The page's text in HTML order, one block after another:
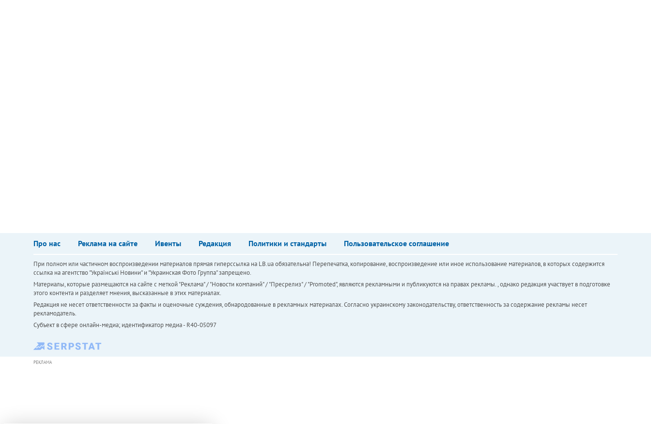
Про нас Реклама на сайте Ивенты Редакция Политики и стандарты Пользовательское соглашение
При полном или частичном воспроизведении материалов прямая гиперссылка на LB.ua обязательна! Перепечатка, копирование, воспроизведение или иное использование материалов, в которых содержится
ссылка на агентство "Українськi Новини" и "Украинская Фото Группа" запрещено.
Материалы, которые размещаются на сайте с меткой "Реклама" / "Новости компаний" / "Пресрелиз" / "Promoted", являются рекламными и публикуются на правах рекламы. , однако редакция участвует в подготовке
этого контента и разделяет мнения, высказанные в этих материалах.
Редакция не несет ответственности за факты и оценочные суждения, обнародованные в рекламных материалах. Согласно украинскому законодательству, ответственность за содержание рекламы несет
рекламодатель.
Субъект в сфере онлайн-медиа; идентификатор медиа - R40-05097
РЕКЛАМА